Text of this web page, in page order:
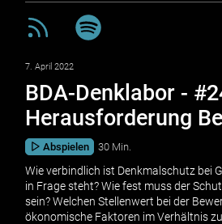
7. April 2022
BDA-Denklabor -
Herausforderung
Abspielen 30 Min.
Wie verbindlich ist Denkmalschutz bei
in Frage steht? Wie fest muss der
sein? Welchen Stellenwert bei der
ökonomische Faktoren im Verhältnis